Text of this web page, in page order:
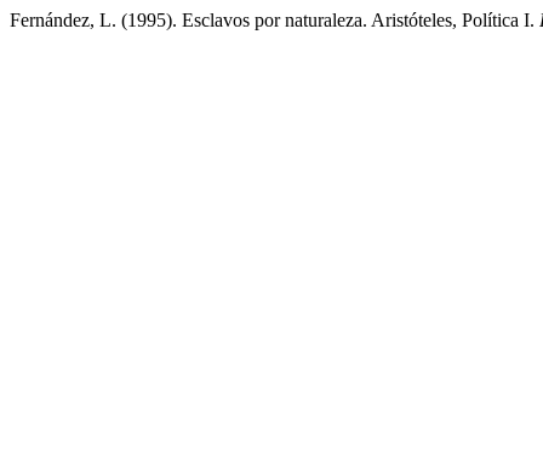
Fernández, L. (1995). Esclavos por naturaleza. Aristóteles, Política I.